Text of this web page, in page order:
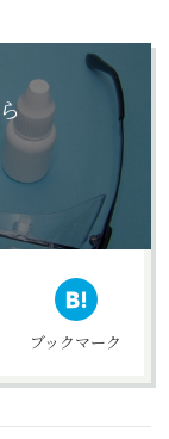
ブックマーク